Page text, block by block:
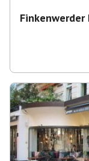
Finkenwerder